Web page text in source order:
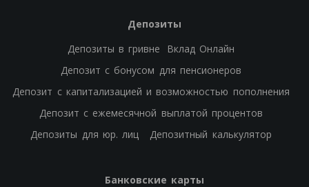
Депозиты
Депозиты в гривне
Вклад Онлайн
Депозит с бонусом для пенсионеров
Депозит с капитализацией и возможностью пополнения
Депозит с ежемесячной выплатой процентов
Депозиты для юр. лиц
Депозитный калькулятор
Банковские карты